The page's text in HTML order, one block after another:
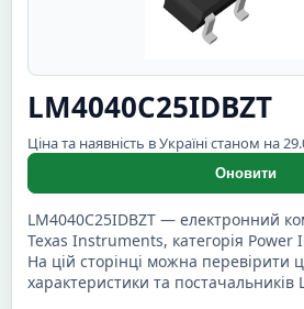
LM4040C25IDBZT
Ціна та наявність в Україні станом на
Оновити
LM4040C25IDBZT — електронний
Texas Instruments, категорія Power
На цій сторінці можна перевірити
характеристики та постачальників